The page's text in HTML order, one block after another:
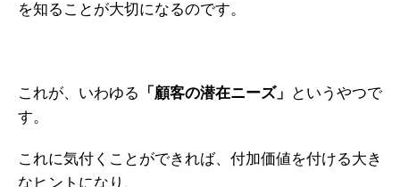
を知ることが大切になるのです。
これが、いわゆる 「顧客の潜在ニーズ」
というやつで
す。
これに気付くことができれば、付加価値を付ける大き
なヒントになり、